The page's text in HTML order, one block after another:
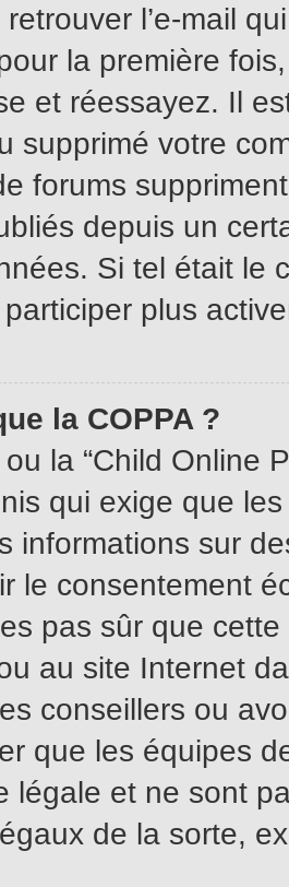
l’e-mail
la première
et réessayez. Il
supprimé votre
forums
depuis un
Si tel était le
plus
la COPPA ?
la “Child Online
qui exige que
informations sur
le consentement
pas sûr que
au site Internet
conseillers ou
que les équipes
légale et ne sont
de la sorte,